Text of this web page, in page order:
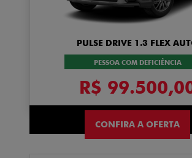
PULSE DRIVE 1.3
PESSOA COM DEFICIÊNCIA
R$
CONFIRA A OFERTA